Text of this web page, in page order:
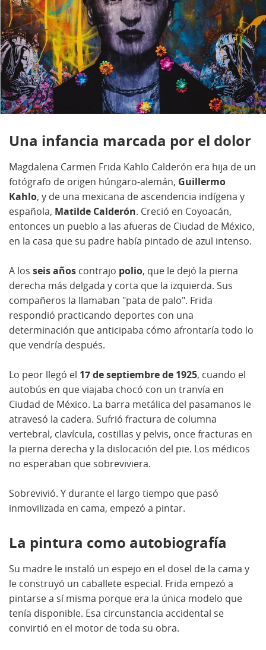
Una infancia marcada por el dolor
Magdalena Carmen Frida Kahlo Calderón era hija de un
fotógrafo de origen húngaro-alemán, Guillermo
Kahlo, y de una mexicana de ascendencia indígena y
española, Matilde Calderón. Creció en Coyoacán,
entonces un pueblo a las afueras de Ciudad de México,
en la casa que su padre había pintado de azul intenso.
A los seis años contrajo polio, que le dejó la pierna
derecha más delgada y corta que la izquierda. Sus
compañeros la llamaban "pata de palo". Frida
respondió practicando deportes con una
determinación que anticipaba cómo afrontaría todo lo
que vendría después.
Lo peor llegó el 17 de septiembre de 1925, cuando el
autobús en que viajaba chocó con un tranvía en
Ciudad de México. La barra metálica del pasamanos le
atravesó la cadera. Sufrió fractura de columna
vertebral, clavícula, costillas y pelvis, once fracturas en
la pierna derecha y la dislocación del pie. Los médicos
no esperaban que sobreviviera.
Sobrevivió. Y durante el largo tiempo que pasó
inmovilizada en cama, empezó a pintar.
La pintura como autobiografía
Su madre le instaló un espejo en el dosel de la cama y
le construyó un caballete especial. Frida empezó a
pintarse a sí misma porque era la única modelo que
tenía disponible. Esa circunstancia accidental se
convirtió en el motor de toda su obra.